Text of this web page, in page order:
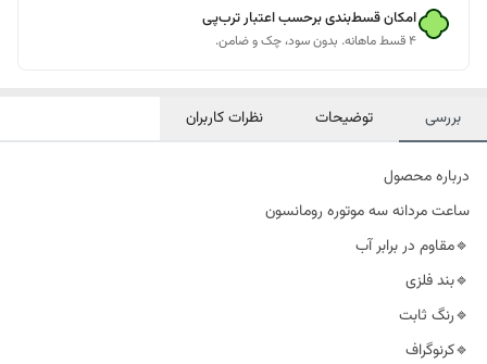
امکان قسط‌بندی برحسب اعتبار ترب‌پی
۴ قسط ماهانه. بدون سود، چک و ضامن.
بررسی توضیحات نظرات کاربران
درباره محصول
ساعت مردانه سه موتوره رومانسون
🔹مقاوم در برابر آب
🔹بند فلزی
🔹رنگ ثابت
🔹کرنوگراف